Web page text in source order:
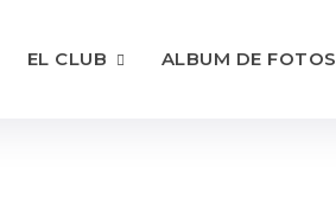
EL CLUB ALBUM DE FOTOS